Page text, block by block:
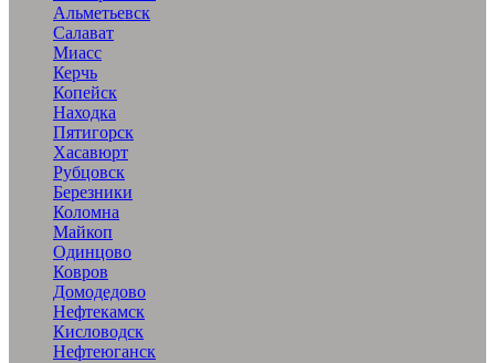
Альметьевск
Салават
Миасс
Керчь
Копейск
Находка
Пятигорск
Хасавюрт
Рубцовск
Березники
Коломна
Майкоп
Одинцово
Ковров
Домодедово
Нефтекамск
Кисловодск
Нефтеюганск